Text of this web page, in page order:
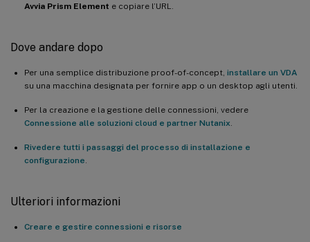
Avvia Prism Element e copiare l’URL.
Dove andare dopo
Per una semplice distribuzione proof-of-concept, installare un VDA
su una macchina designata per fornire app o un desktop agli utenti.
Per la creazione e la gestione delle connessioni, vedere
Connessione alle soluzioni cloud e partner Nutanix
Rivedere tutti i passaggi del processo di installazione e
configurazione
Ulteriori informazioni
Creare e gestire connessioni e risorse